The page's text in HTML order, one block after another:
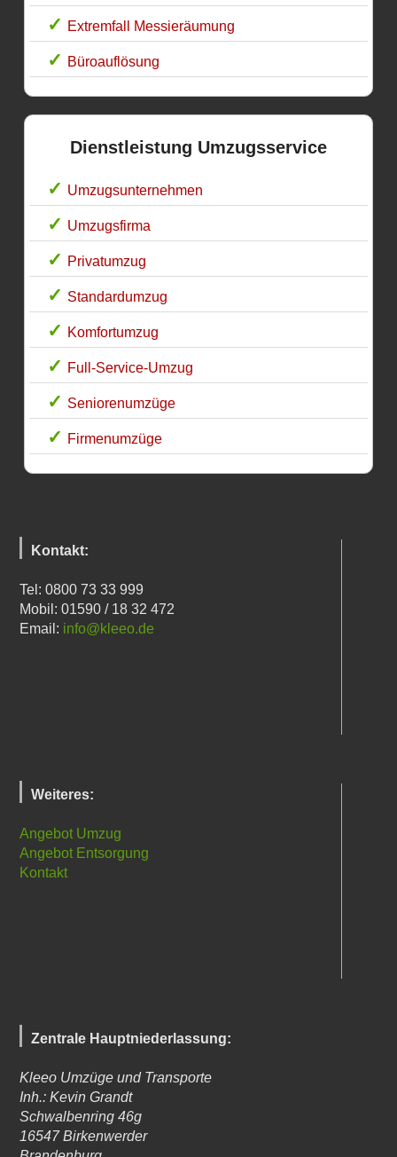
Extremfall Messieräumung
Büroauflösung
Dienstleistung Umzugsservice
Umzugsunternehmen
Umzugsfirma
Privatumzug
Standardumzug
Komfortumzug
Full-Service-Umzug
Seniorenumzüge
Firmenumzüge
Kontakt:
Tel: 0800 73 33 999
Mobil: 01590 / 18 32 472
Email: info@kleeo.de
Weiteres:
Angebot Umzug
Angebot Entsorgung
Kontakt
Zentrale Hauptniederlassung:
Kleeo Umzüge und Transporte
Inh.: Kevin Grandt
Schwalbenring 46g
16547 Birkenwerder